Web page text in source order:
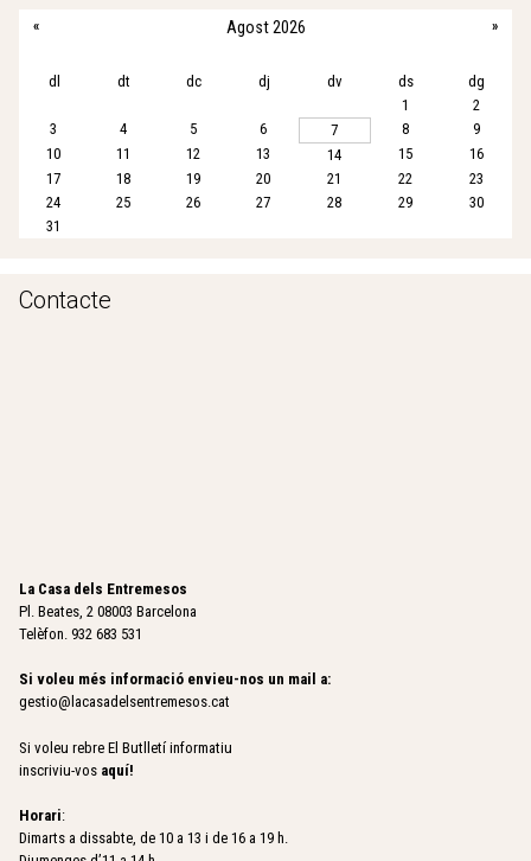
Agost 2026
« »
dl dt dc dj dv ds
dg
1
2
3
4 5 6 7 8
9
10
11 12 13 14 15
16
17
18 19 20 21 22
23
24
25 26 27 28 29
30
31
Contacte
La Casa dels Entremesos
Pl. Beates, 2 08003 Barcelona
Telèfon. 932 683 531
Si voleu més informació envieu-nos un mail a:
gestio@lacasadelsentremesos.cat
Si voleu rebre El Butlletí informatiu
inscriviu-vos aquí!
Horari:
Dimarts a dissabte, de 10 a 13 i de 16 a 19 h.